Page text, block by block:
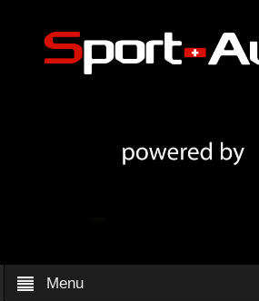
Menu